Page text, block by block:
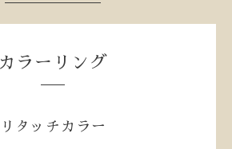
カラーリング
リタッチカラー